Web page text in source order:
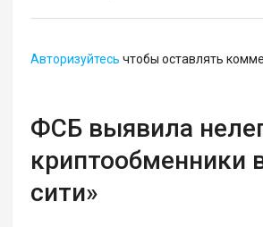
Авторизуйтесь чтобы оставлять
ФСБ выявила
криптообменники
сити»